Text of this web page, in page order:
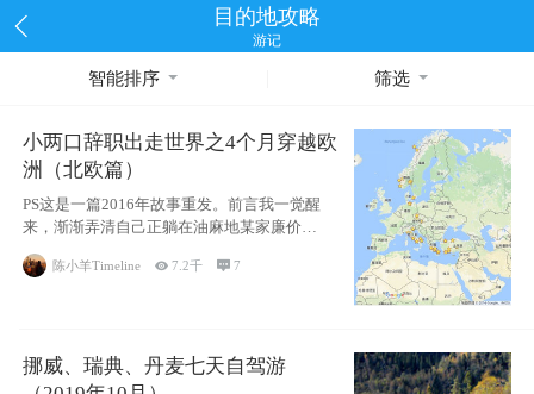
目的地攻略
游记
智能排序 筛选
小两口辞职出走世界之4个月穿越欧
洲（北欧篇）
PS这是一篇2016年故事重发。前言我一觉醒
来，渐渐弄清自己正躺在油麻地某家廉价宾
馆
陈小羊Timeline 7.2千 7
挪威、瑞典、丹麦七天自驾游